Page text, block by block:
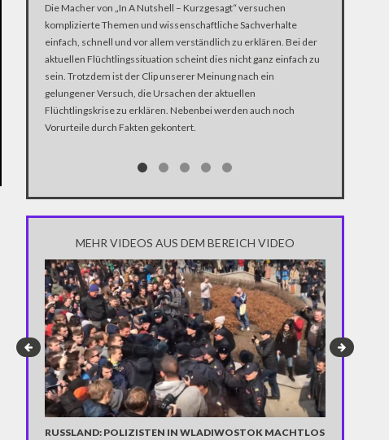
Die Macher von „In A Nutshell – Kurzgesagt“ versuchen
komplizierte Themen und wissenschaftliche Sachverhalte
einfach, schnell und vor allem verständlich zu erklären. Bei der
aktuellen Flüchtlingssituation scheint dies nicht ganz einfach zu
sein. Trotzdem ist der Clip unserer Meinung nach ein
gelungener Versuch, die Ursachen der aktuellen
Flüchtlingskrise zu erklären. Nebenbei werden auch noch
Vorurteile durch Fakten gekontert.
MEHR VIDEOS AUS DEM BEREICH VIDEO
RUSSLAND: POLIZISTEN IN WLADIWOSTOK MACHTLOS